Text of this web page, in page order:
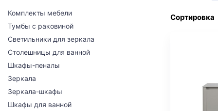
Комплекты мебели
Тумбы с раковиной
Светильники для зеркала
Столешницы для ванной
Шкафы-пеналы
Зеркала
Зеркала-шкафы
Шкафы для ванной
Сортировка